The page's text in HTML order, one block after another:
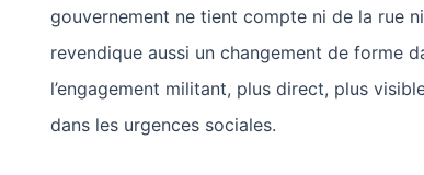
gouvernement ne tient compte ni de la rue
revendique aussi un changement de forme
l’engagement militant, plus direct, plus
dans les urgences sociales.